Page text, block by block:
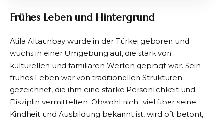
Frühes Leben und Hintergrund
Atila Altaunbay wurde in der Türkei geboren und
wuchs in einer Umgebung auf, die stark von
kulturellen und familiären Werten geprägt war. Sein
frühes Leben war von traditionellen Strukturen
gezeichnet, die ihm eine starke Persönlichkeit und
Disziplin vermittelten. Obwohl nicht viel über seine
Kindheit und Ausbildung bekannt ist, wird oft betont,